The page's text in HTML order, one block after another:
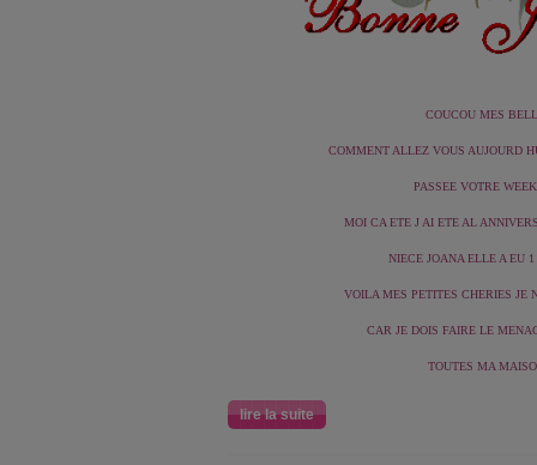
COUCOU MES
COMMENT ALLEZ VOUS AUJOURD
PASSEE VOTRE WEEK
MOI CA ETE J AI ETE AL
NIECE JOANA ELLE A EU
VOILA MES PETITES CHERIES JE
CAR JE DOIS FAIRE LE
TOUTES MA
lire la suite